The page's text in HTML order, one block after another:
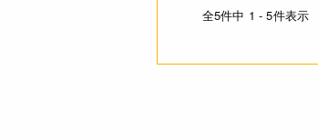
全5件中 1 - 5件表示